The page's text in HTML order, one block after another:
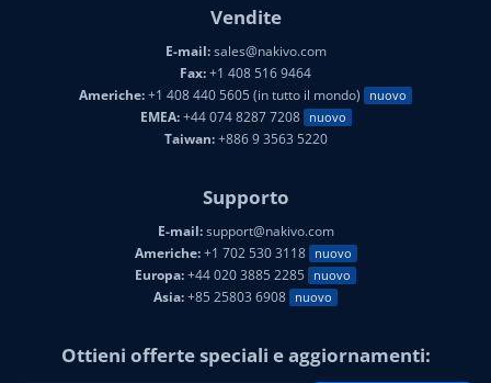
Vendite
E-mail:sales@nakivo.com
Fax:+1 408 516 9464
Americhe:+1 408 440 5605 (in tutto il mondo) nuovo
EMEA:+44 074 8287 7208 nuovo
Taiwan:+886 9 3563 5220
Supporto
E-mail:support@nakivo.com
Americhe:+1 702 530 3118 nuovo
Europa:+44 020 3885 2285 nuovo
Asia:+85 25803 6908 nuovo
Ottieni offerte speciali e aggiornamenti: